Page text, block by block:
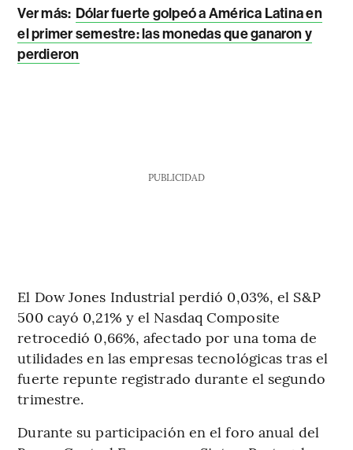
Ver más: Dólar fuerte golpeó a América Latina en
el primer semestre: las monedas que ganaron y
perdieron
PUBLICIDAD
El Dow Jones Industrial perdió 0,03%, el S&P
500 cayó 0,21% y el Nasdaq Composite
retrocedió 0,66%, afectado por una toma de
utilidades en las empresas tecnológicas tras el
fuerte repunte registrado durante el segundo
trimestre.
Durante su participación en el foro anual del